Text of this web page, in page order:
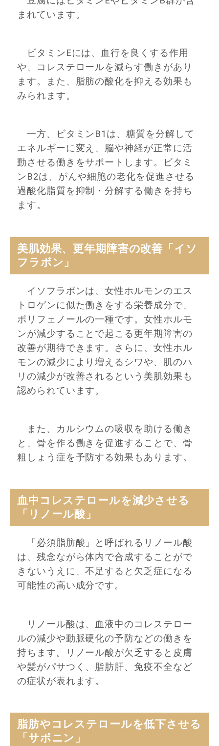
まれています。
ビタミンEには、血行を良くする作用
や、コレステロールを減らす働きがあり
ます。また、脂肪の酸化を抑える効果も
みられます。
一方、ビタミンB1は、糖質を分解して
エネルギーに変え、脳や神経が正常に活
動させる働きをサポートします。ビタミ
ンB2は、がんや細胞の老化を促進させる
過酸化脂質を抑制・分解する働きを持ち
ます。
美肌効果、更年期障害の改善「イソ
フラボン」
イソフラボンは、女性ホルモンのエス
トロゲンに似た働きをする栄養成分で、
ポリフェノールの一種です。女性ホルモ
ンが減少することで起こる更年期障害の
改善が期待できます。さらに、女性ホル
モンの減少により増えるシワや、肌のハ
リの減少が改善されるという美肌効果も
認められています。
また、カルシウムの吸収を助ける働き
と、骨を作る働きを促進することで、骨
粗しょう症を予防する効果もあります。
血中コレステロールを減少させる
「リノール酸」
「必須脂肪酸」と呼ばれるリノール酸
は、残念ながら体内で合成することがで
きないうえに、不足すると欠乏症になる
可能性の高い成分です。
リノール酸は、血液中のコレステロー
ルの減少や動脈硬化の予防などの働きを
持ちます。リノール酸が欠乏すると皮膚
や髪がパサつく、脂肪肝、免疫不全など
の症状が表れます。
脂肪やコレステロールを低下させる
「サポニン」